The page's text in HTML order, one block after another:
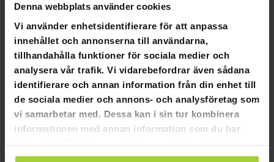
Denna webbplats använder cookies
Vi använder enhetsidentifierare för att anpassa
innehållet och annonserna till användarna,
tillhandahålla funktioner för sociala medier och
analysera vår trafik. Vi vidarebefordrar även sådana
identifierare och annan information från din enhet till
de sociala medier och annons- och analysföretag som
vi samarbetar med. Dessa kan i sin tur kombinera
informationen med annan information som du har
använt deras tjänster.
Material: Stål, PP-plast
Motor: 1600W, 100~230v, 50-60Hz
Ljudnivå: 96-98dB
Effekt: 5 ton
Sladdens längd: 1.8m
Tvådelat svänghjul: 400rpm
Klyvtid: 2sek
Max halolängd / diameter: 40 cm / 28 cm
Vikt: 98 kg
Längd: 109 cm